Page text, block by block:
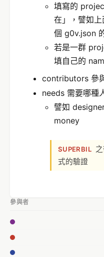
填寫的
在」，譬如
個 g0v.json
若是一群
填自己的
contributors 參
needs 需要哪種
譬如
money
SUPERBIL
式的驗證
參與者